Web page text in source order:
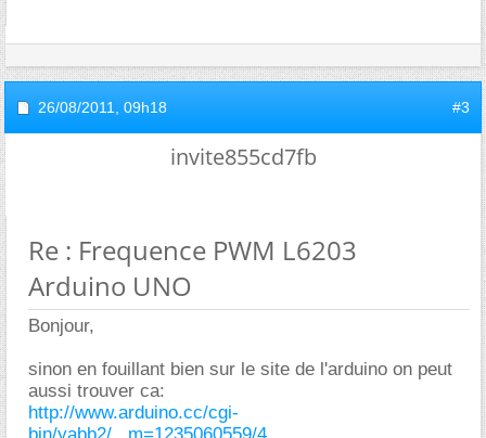
26/08/2011, 09h18 #3
invite855cd7fb
Re : Frequence PWM L6203
Arduino UNO
Bonjour,
sinon en fouillant bien sur le site de l'arduino on peut
aussi trouver ca:
http://www.arduino.cc/cgi-